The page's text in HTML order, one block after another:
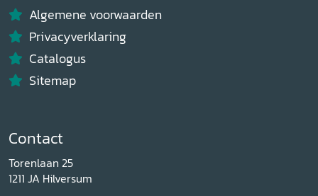
Algemene voorwaarden
Privacyverklaring
Catalogus
Sitemap
Contact
Torenlaan 25
1211 JA Hilversum